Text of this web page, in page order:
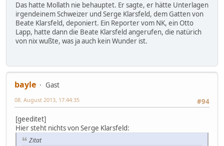
Das hatte Mollath nie behauptet. Er sagte, er hätte Unterlagen
irgendeinem Schweizer und Serge Klarsfeld, dem Gatten von
Beate Klarsfeld, deponiert. Ein Reporter vom NK, ein Otto
Lapp, hatte dann die Beate Klarsfeld angerufen, die natürich
von nix wußte, was ja auch kein Wunder ist.
bayle
Gast
#94
08. August 2013, 17:44:35
[geeditet]
Hier steht nichts von Serge Klarsfeld:
Zitat